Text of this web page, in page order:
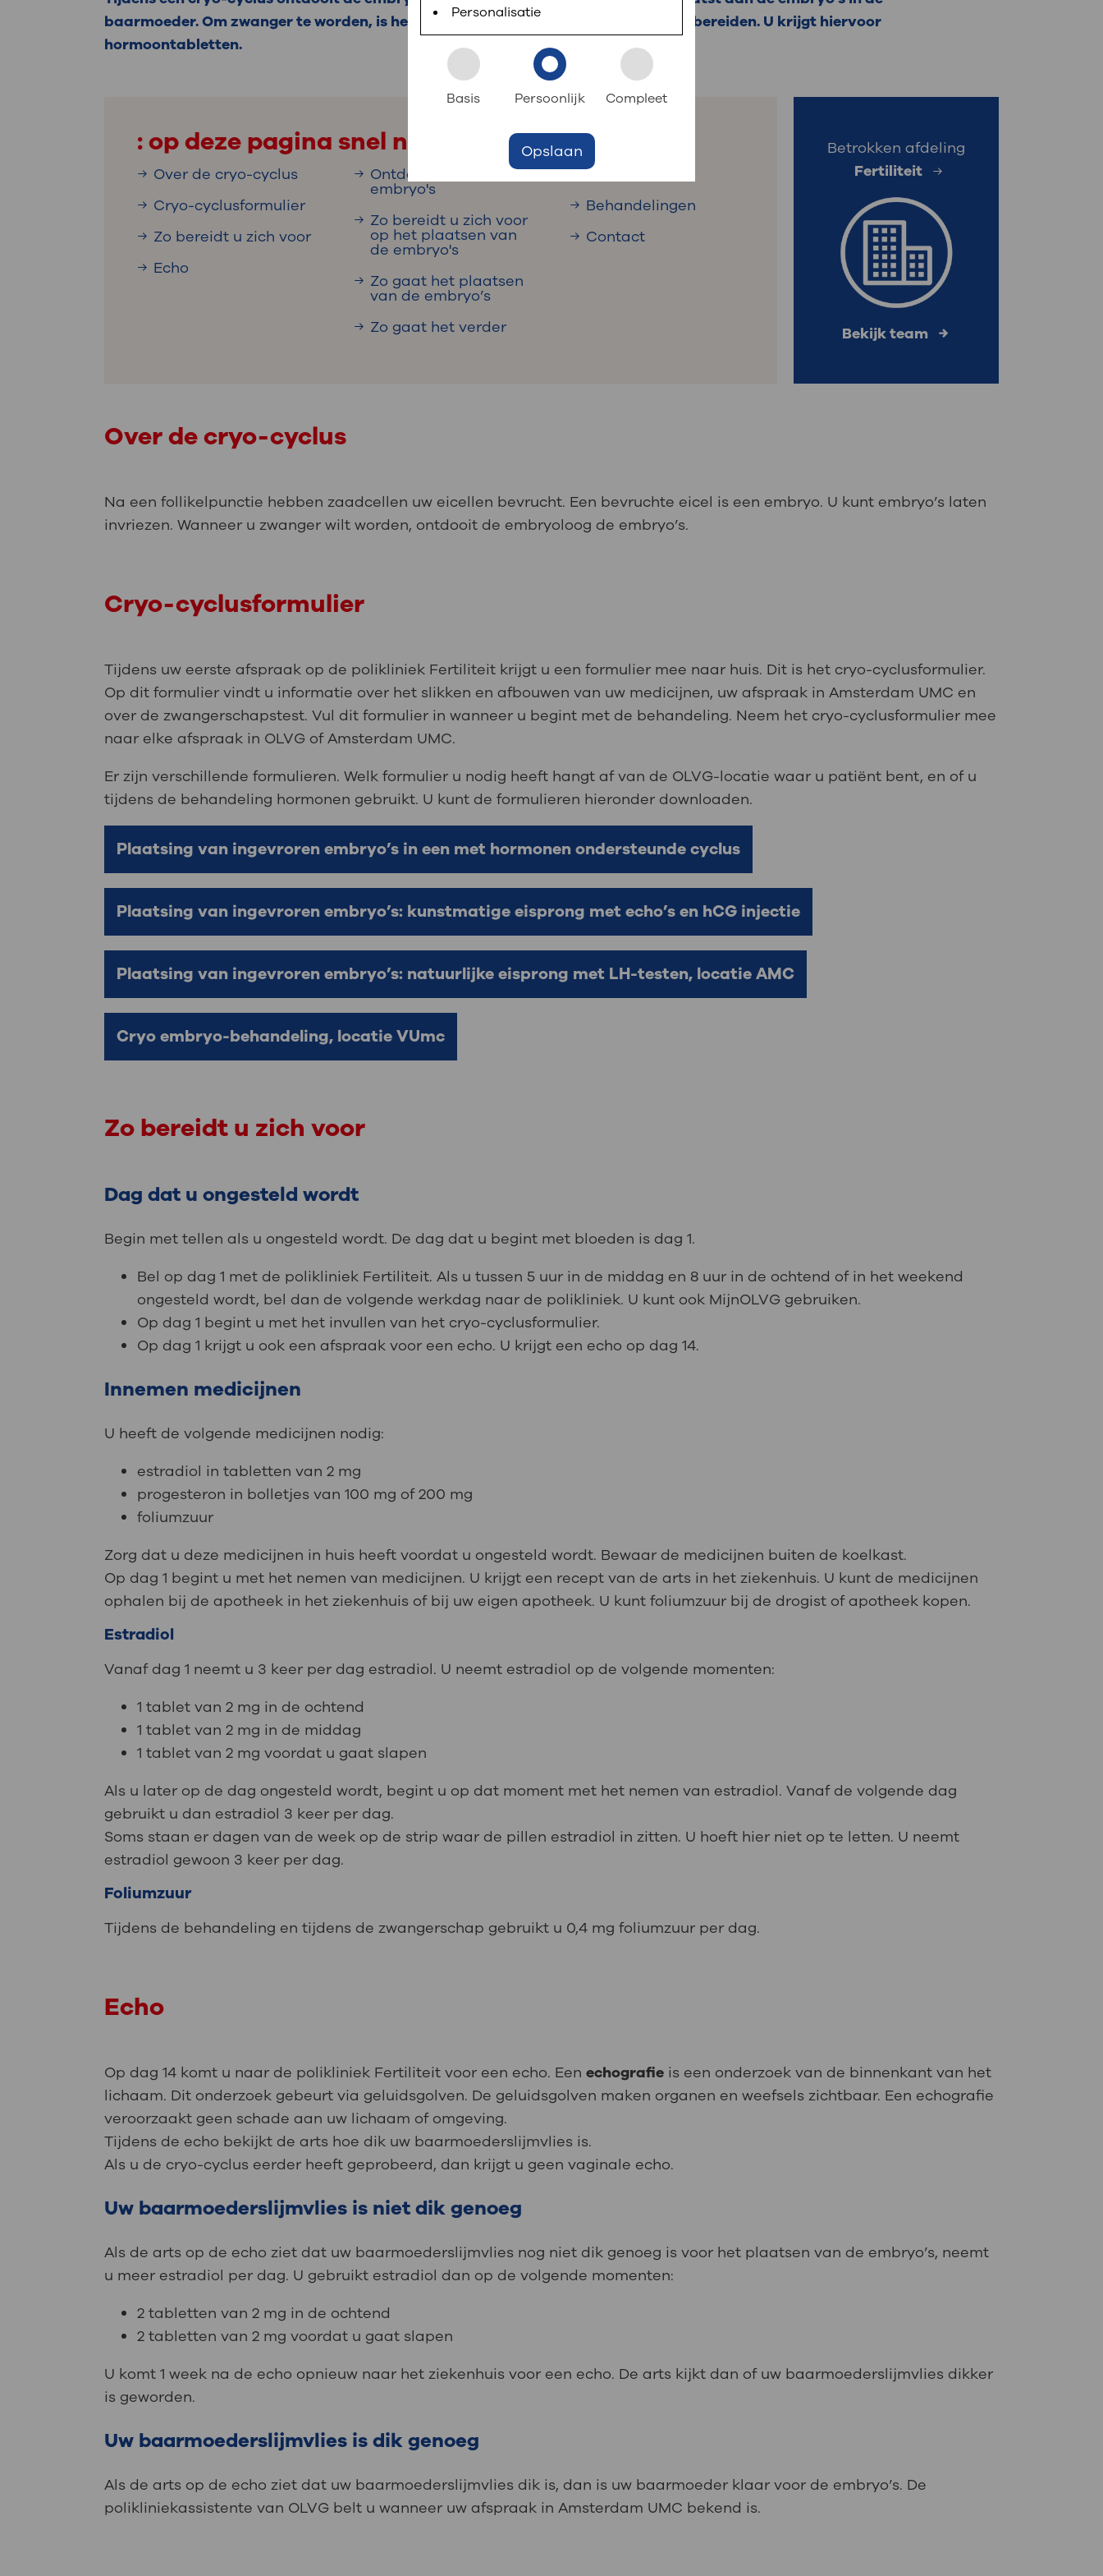
Uw bezoek aan OLVG
Uw verblijf in OLVG
Werken bij OLVG
steeds verder uit, zodat u zelf meer digitaal kunt regelen. Met MijnOLVG kunnen
we u sneller helpen.
baarmoeder. Om zwanger te worden, is het belangrijk om de baarmoeder voor te bereiden. U krijgt hiervoor
hormoontabletten.
: op deze pagina snel naar
Over de cryo-cyclus
Cryo-cyclusformulier
Zo bereidt u zich voor
Echo
Ontdooien van de
embryo's
Zo bereidt u zich voor
op het plaatsen van
de embryo's
Zo gaat het plaatsen
van de embryo’s
Zo gaat het verder
Onderzoeken
Behandelingen
Contact
Betrokken afdeling
Fertiliteit
Bekijk team
Over de cryo-cyclus
Na een follikelpunctie hebben zaadcellen uw eicellen bevrucht. Een bevruchte eicel is een embryo. U kunt embryo’s laten
invriezen. Wanneer u zwanger wilt worden, ontdooit de embryoloog de embryo’s.
Cryo-cyclusformulier
Tijdens uw eerste afspraak op de polikliniek Fertiliteit krijgt u een formulier mee naar huis. Dit is het cryo-cyclusformulier.
Op dit formulier vindt u informatie over het slikken en afbouwen van uw medicijnen, uw afspraak in Amsterdam UMC en
over de zwangerschapstest. Vul dit formulier in wanneer u begint met de behandeling. Neem het cryo-cyclusformulier mee
naar elke afspraak in OLVG of Amsterdam UMC.
Er zijn verschillende formulieren. Welk formulier u nodig heeft hangt af van de OLVG-locatie waar u patiënt bent, en of u
tijdens de behandeling hormonen gebruikt. U kunt de formulieren hieronder downloaden.
Plaatsing van ingevroren embryo’s in een met hormonen ondersteunde cyclus
Plaatsing van ingevroren embryo’s: kunstmatige eisprong met echo’s en hCG injectie
Plaatsing van ingevroren embryo’s: natuurlijke eisprong met LH-testen, locatie AMC
Cryo embryo-behandeling, locatie VUmc
Zo bereidt u zich voor
Dag dat u ongesteld wordt
Begin met tellen als u ongesteld wordt. De dag dat u begint met bloeden is dag 1.
Bel op dag 1 met de polikliniek Fertiliteit. Als u tussen 5 uur in de middag en 8 uur in de ochtend of in het weekend
ongesteld wordt, bel dan de volgende werkdag naar de polikliniek. U kunt ook MijnOLVG gebruiken.
Op dag 1 begint u met het invullen van het cryo-cyclusformulier.
Op dag 1 krijgt u ook een afspraak voor een echo. U krijgt een echo op dag 14.
Innemen medicijnen
U heeft de volgende medicijnen nodig:
estradiol in tabletten van 2 mg
progesteron in bolletjes van 100 mg of 200 mg
foliumzuur
Zorg dat u deze medicijnen in huis heeft voordat u ongesteld wordt. Bewaar de medicijnen buiten de koelkast.
Op dag 1 begint u met het nemen van medicijnen. U krijgt een recept van de arts in het ziekenhuis. U kunt de medicijnen
ophalen bij de apotheek in het ziekenhuis of bij uw eigen apotheek. U kunt foliumzuur bij de drogist of apotheek kopen.
Estradiol
Vanaf dag 1 neemt u 3 keer per dag estradiol. U neemt estradiol op de volgende momenten:
1 tablet van 2 mg in de ochtend
1 tablet van 2 mg in de middag
1 tablet van 2 mg voordat u gaat slapen
Als u later op de dag ongesteld wordt, begint u op dat moment met het nemen van estradiol. Vanaf de volgende dag
gebruikt u dan estradiol 3 keer per dag.
Soms staan er dagen van de week op de strip waar de pillen estradiol in zitten. U hoeft hier niet op te letten. U neemt
estradiol gewoon 3 keer per dag.
Foliumzuur
Tijdens de behandeling en tijdens de zwangerschap gebruikt u 0,4 mg foliumzuur per dag.
Echo
Op dag 14 komt u naar de polikliniek Fertiliteit voor een echo. Eenechografie is een onderzoek van de binnenkant van het
lichaam. Dit onderzoek gebeurt via geluidsgolven. De geluidsgolven maken organen en weefsels zichtbaar. Een echografie
veroorzaakt geen schade aan uw lichaam of omgeving.
Tijdens de echo bekijkt de arts hoe dik uw baarmoederslijmvlies is.
Als u de cryo-cyclus eerder heeft geprobeerd, dan krijgt u geen vaginale echo.
Uw baarmoederslijmvlies is niet dik genoeg
Als de arts op de echo ziet dat uw baarmoederslijmvlies nog niet dik genoeg is voor het plaatsen van de embryo’s, neemt
u meer estradiol per dag. U gebruikt estradiol dan op de volgende momenten:
2 tabletten van 2 mg in de ochtend
2 tabletten van 2 mg voordat u gaat slapen
U komt 1 week na de echo opnieuw naar het ziekenhuis voor een echo. De arts kijkt dan of uw baarmoederslijmvlies dikker
is geworden.
Uw baarmoederslijmvlies is dik genoeg
Als de arts op de echo ziet dat uw baarmoederslijmvlies dik is, dan is uw baarmoeder klaar voor de embryo’s. De
polikliniekassistente van OLVG belt u wanneer uw afspraak in Amsterdam UMC bekend is.
Personalisatie
Basis Persoonlijk Compleet
Opslaan